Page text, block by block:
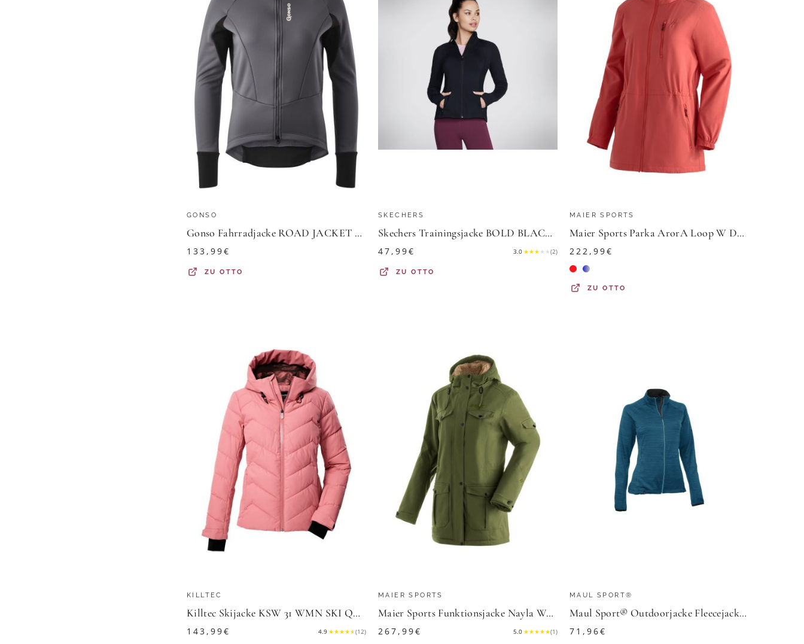
GONSO
Gonso Fahrradjacke ROAD JACKET SOFTSHELL W Damen Softshell-Jacke, atmungsaktive Radjacke, Tight Fit
133,99€
ZUOTTO
SKECHERS
Skechers Trainingsjacke BOLD BLACK aus Nylon und Elasthan, erhältlich in den Größen XS bis XXXL
47,99€ 3.0 ★★★ ★ ★(2)
ZUOTTO
MAIER SPORTS
Maier Sports Parka ArorA Loop W Damen Jacke wasserdicht, Outdoorjacke, 3 Taschen außen + Innentasche
222,99€
ZUOTTO
KILLTEC
Killtec Skijacke KSW 31 WMN SKI QLTD JCKT Winddichte, wasserabweisende Skijacke mit Daunenoptik und Schneefang
143,99€ 4.9 ★★★★★(12)
MAIER SPORTS
Maier Sports Funktionsjacke Nayla Warmer Wintermantel für kalte Tage
267,99€ 5.0 ★★★★★(1)
MAUL SPORT®
Maul Sport® Outdoorjacke Fleecejacke Montalin 3XT
71,96€